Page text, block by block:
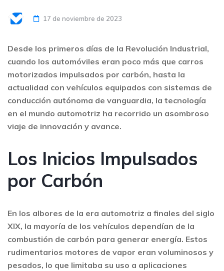
17 de noviembre de 2023
Desde los primeros días de la Revolución Industrial,
cuando los automóviles eran poco más que carros
motorizados impulsados por carbón, hasta la
actualidad con vehículos equipados con sistemas de
conducción autónoma de vanguardia, la tecnología
en el mundo automotriz ha recorrido un asombroso
viaje de innovación y avance.
Los Inicios Impulsados
por Carbón
En los albores de la era automotriz a finales del siglo
XIX, la mayoría de los vehículos dependían de la
combustión de carbón para generar energía. Estos
rudimentarios motores de vapor eran voluminosos y
pesados, lo que limitaba su uso a aplicaciones